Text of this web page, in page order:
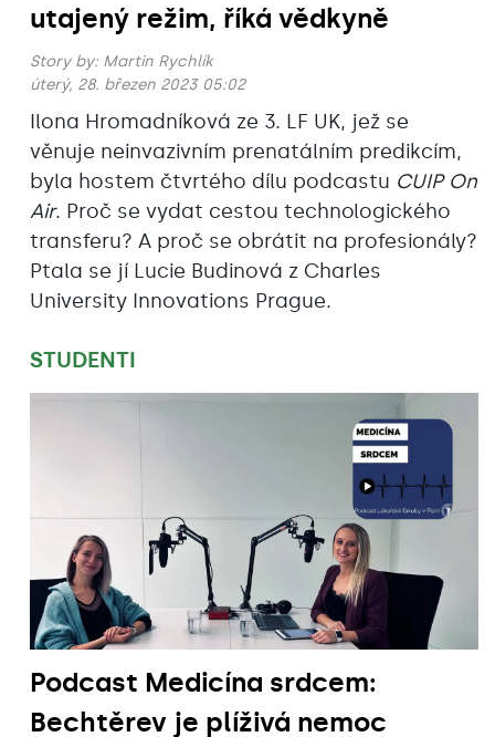
utajený režim, říká vědkyně
Story by: Martin Rychlík
úterý, 28. březen 2023 05:02
Ilona Hromadníková ze 3. LF UK, jež se
věnuje neinvazivním prenatálním predikcím,
byla hostem čtvrtého dílu podcastu CUIP On
Air. Proč se vydat cestou technologického
transferu? A proč se obrátit na profesionály?
Ptala se jí Lucie Budinová z Charles
University Innovations Prague.
STUDENTI
Podcast Medicína srdcem:
Bechtěrev je plíživá nemoc